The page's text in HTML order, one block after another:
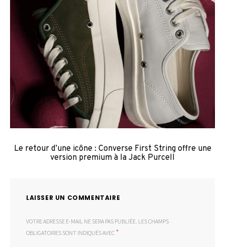
Le retour d’une icône : Converse First String offre une
version premium à la Jack Purcell
LAISSER UN COMMENTAIRE
VOTRE ADRESSE E-MAIL NE SERA PAS PUBLIÉE. LES CHAMPS
OBLIGATOIRES SONT INDIQUÉS AVEC *